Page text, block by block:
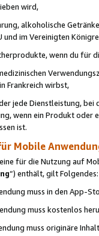
wird,
alkoholische
und im Vereinigten
wenn du für
Frankreich wirbst,
jede Dienstleistung, bei
wenn ein Produkt oder
ist.
Mobile
für die Nutzung auf
“) enthält, gilt Folgendes:
muss in den App-
muss kostenlos
muss originäre